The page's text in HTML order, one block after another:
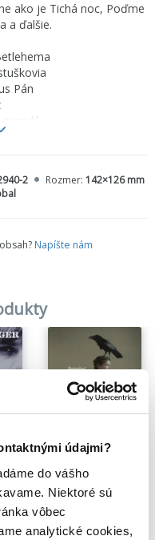
údajmi?
do vášho
Niektoré sú
vôbec
analytické cookies,
ako je Tichá noc, Poďme
a ďalšie.
Pán
salaši
vstaňte
2 Rozmer: 142×126 mm
Napíšte nám
Na sklade
13,60€